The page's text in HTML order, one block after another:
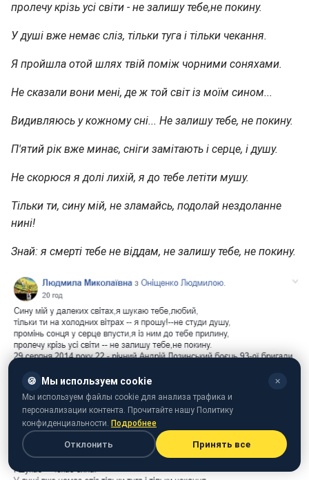
пролечу крізь усі світи - не залишу тебе,не покину.
У душі вже немає сліз, тільки туга і тільки чекання.
Я пройшла отой шлях твій поміж чорними соняхами.
Не сказали вони мені, де ж той світ із моїм сином...
Видивляюсь у кожному сні... Не залишу тебе, не покину.
П'ятий рік вже минає, сніги замітають і серце, і душу.
Не скорюся я долі лихій, я до тебе летіти мушу.
Тільки ти, сину мій, не зламайсь, подолай нездоланне
нині!
Знай: я смерті тебе не віддам, не залишу тебе, не покину.
🍪 Мы используем cookie ✕
Мы используем файлы cookie для анализа трафика и
персонализации контента. Прочитайте нашу Политику
конфиденциальности. Подробнее
Отклонить Принять все